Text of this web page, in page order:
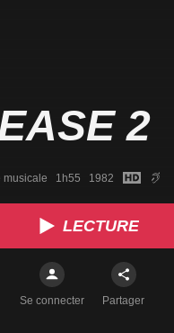
2
musicale   1h55   1982
LECTURE
Se connecter Partager